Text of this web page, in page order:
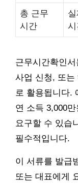
총 근무
시간
근무시간확인
사업 신청, 또는
로 활용됩니다.
연 소득 3,000
요구할 수 있습
필수적입니다.
이 서류를 발급
또는 대표에게